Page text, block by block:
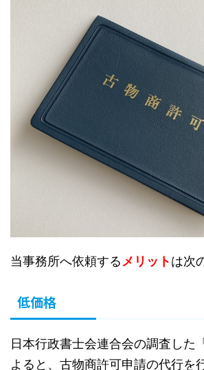
当事務所へ依頼する メリットは次
低価格
日本行政書士会連合会の調査した
よると、古物商許可申請の代行を